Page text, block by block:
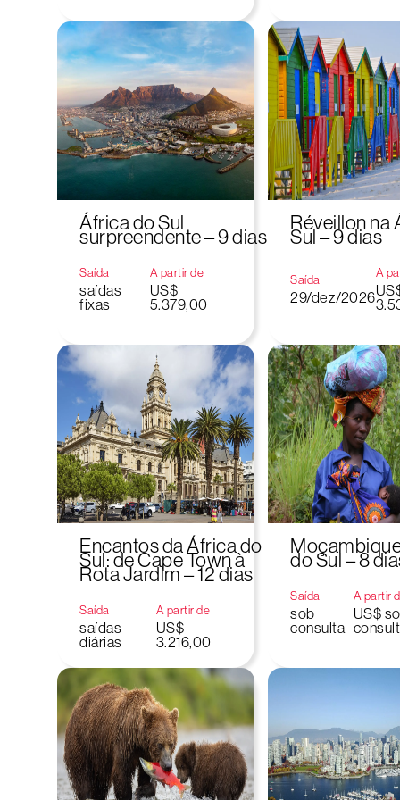
África do Sul
surpreendente – 9 dias
Saída
saídas
fixas
A partir de
US$
5.379,00
Réveillon na
Sul – 9 dias
Saída
29/dez/2026
A
Encantos da África do
Sul: de Cape Town à
Rota Jardim – 12 dias
Saída
saídas
diárias
A partir de
US$
3.216,00
do Sul – 8
Saída
sob
consulta
A partir
US$